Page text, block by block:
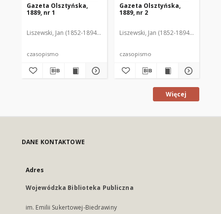
Gazeta Olsztyńska,
1889, nr 1
Liszewski, Jan (1852-1894). Red.
czasopismo
Gazeta Olsztyńska,
1889, nr 2
Liszewski, Jan (1852-1894). Red.
czasopismo
Więcej
DANE KONTAKTOWE
Adres
Wojewódzka Biblioteka Publiczna
im. Emilii Sukertowej-Biedrawiny